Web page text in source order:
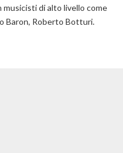
musicisti di alto livello come
Baron, Roberto Botturi.